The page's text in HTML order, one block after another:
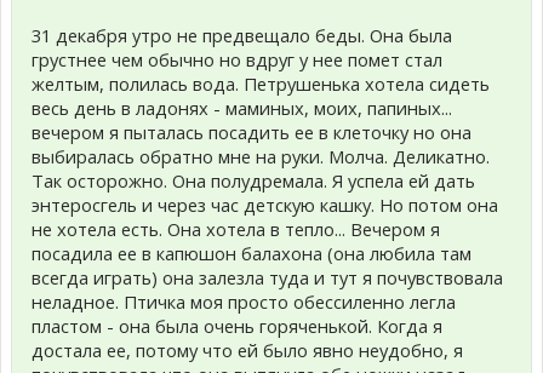
31 декабря утро не предвещало беды. Она была
грустнее чем обычно но вдруг у нее помет стал
желтым, полилась вода. Петрушенька хотела сидеть
весь день в ладонях - маминых, моих, папиных...
вечером я пыталась посадить ее в клеточку но она
выбиралась обратно мне на руки. Молча. Деликатно.
Так осторожно. Она полудремала. Я успела ей дать
энтеросгель и через час детскую кашку. Но потом она
не хотела есть. Она хотела в тепло... Вечером я
посадила ее в капюшон балахона (она любила там
всегда играть) она залезла туда и тут я почувствовала
неладное. Птичка моя просто обессиленно легла
пластом - она была очень горяченькой. Когда я
достала ее, потому что ей было явно неудобно, я